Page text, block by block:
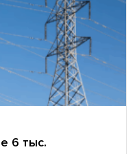
6 тыс.